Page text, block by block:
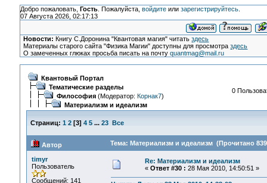
Добро пожаловать, Гость. Пожалуйста, войдитеили зарегистрируйтесь.
07 Августа 2026, 02:17:13
Новости: Книгу С.Доронина "Квантовая магия" читатьздесь
Материалы старого сайта "Физика Магии" доступны для просмотраздесь
О замеченных глюках просьба писать на почтуquantmag@mail.ru
Квантовый Портал
Тематические разделы
Философия(Модератор: Корнак7)
Материализм и идеализм
0
Страниц: 1 2[3] 4 5 ... 23 Все
Автор Тема: Материализм и идеализм (Прочитано
timyr
Пользователь
Сообщений: 141
Re: Материализм и идеализм
« Ответ #30 : 28 Мая 2010, 14:50:51 »